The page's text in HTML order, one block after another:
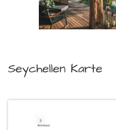
Seychellen Karte